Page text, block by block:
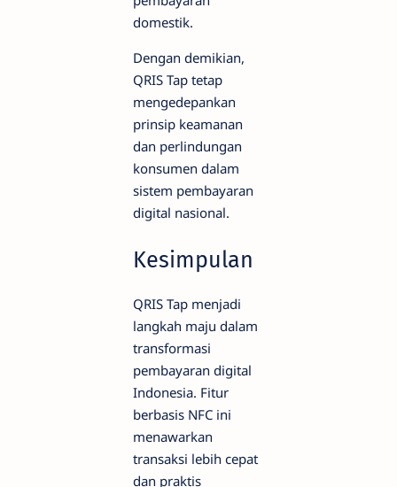
domestik.
Dengan demikian,
QRIS Tap tetap
mengedepankan
prinsip keamanan
dan perlindungan
konsumen dalam
sistem pembayaran
digital nasional.
Kesimpulan
QRIS Tap menjadi
langkah maju dalam
transformasi
pembayaran digital
Indonesia. Fitur
berbasis NFC ini
menawarkan
transaksi lebih cepat
dan praktis